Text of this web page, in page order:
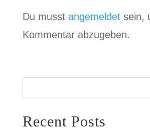
Du musst angemeldetsein,
Kommentar abzugeben.
Recent Posts